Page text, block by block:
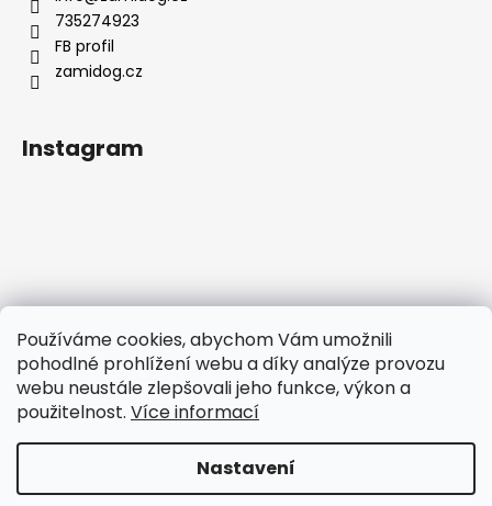
Používáme cookies, abychom Vám umožnili
pohodlné prohlížení webu a díky analýze provozu
webu neustále zlepšovali jeho funkce, výkon a
použitelnost. Více informací
Nastavení
735274923
FB profil
zamidog.cz
Instagram